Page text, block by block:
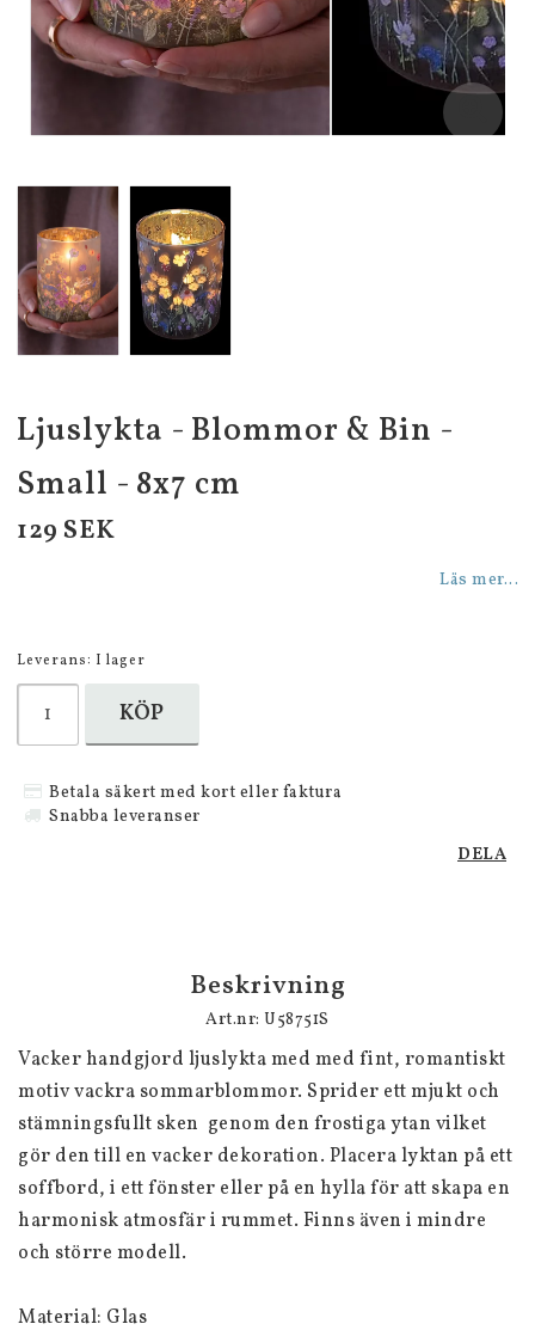
Ljuslykta - Blommor & Bin -
Small - 8x7 cm
129 SEK
Läs mer...
Leverans: I lager
KÖP
Betala säkert med kort eller faktura
Snabba leveranser
DELA
Beskrivning
Art.nr: U58751S
Vacker handgjord ljuslykta med med fint, romantiskt
motiv vackra sommarblommor. Sprider ett mjukt och
stämningsfullt sken  genom den frostiga ytan vilket
gör den till en vacker dekoration. Placera lyktan på ett
soffbord, i ett fönster eller på en hylla för att skapa en
harmonisk atmosfär i rummet. Finns även i mindre
och större modell.
Material: Glas